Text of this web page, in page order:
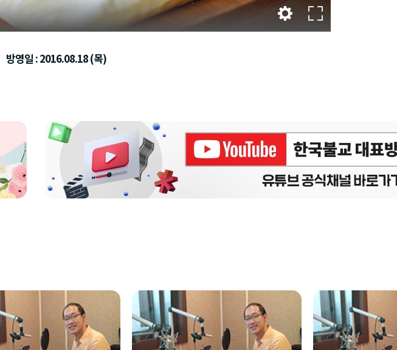
정
방영일 : 2016.08.18 (목)